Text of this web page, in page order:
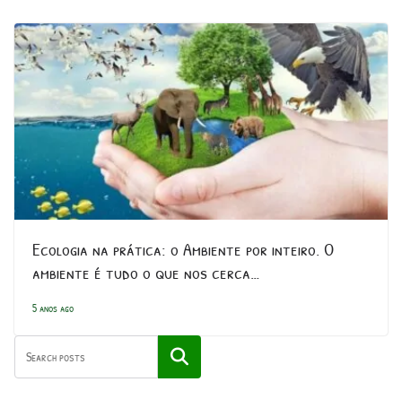
Ecologia na prática: o Ambiente por inteiro. O
ambiente é tudo o que nos cerca…
5 anos ago
Pesquisar